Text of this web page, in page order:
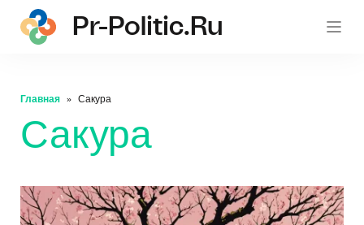
pr-
Pr-Politic.ru
Главная Сакура
Сакура